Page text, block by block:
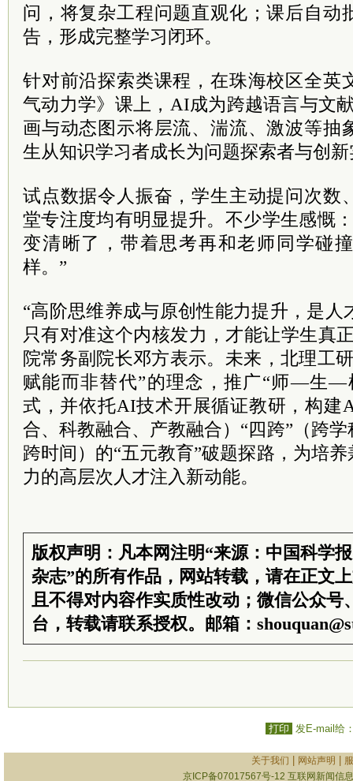
问，将复杂工程问题直观化；课后自动
告，形成完整学习闭环。
针对前沿探索类课程，在珠海校区全英
气动力学》课上，AI成为跨越语言与文
画与动态图示将层流、湍流、激波等抽
生从知识学习者成长为问题探索者与创
试点数据令人振奋，学生主动提问次数
堂专注度均有明显提升。不少学生感慨
变清晰了，带着思考再和老师同学碰
样。”
“高阶思维养成与原创性能力提升，是
只有对准这个内核发力，才能让学生真
院常务副院长邓方表示。未来，北理工
赋能而非替代”的理念，推广“师—生—
式，并依托AI技术开展循证教研，构建
合、科教融合、产教融合）“四跨”（跨
跨时间）的“五元教育”破题探路，为培
力的高层次人才注入新动能。
版权声明：凡本网注明“来源：中国科学
杂志”的所有作品，网站转载，请在正文
且不得对内容作实质性改动；微信公众号
台，转载请联系授权。邮箱：
打印 发E-mail给
关于我们 网站声明
京ICP备07017567号-12 互联网新闻信